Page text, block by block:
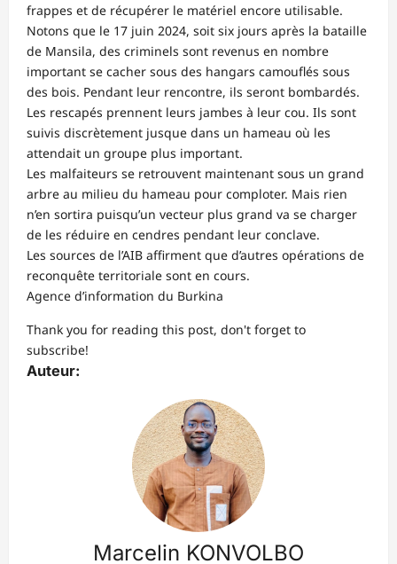
frappes et de récupérer le matériel encore utilisable.
Notons que le 17 juin 2024, soit six jours après la bataille
de Mansila, des criminels sont revenus en nombre
important se cacher sous des hangars camouflés sous
des bois. Pendant leur rencontre, ils seront bombardés.
Les rescapés prennent leurs jambes à leur cou. Ils sont
suivis discrètement jusque dans un hameau où les
attendait un groupe plus important.
Les malfaiteurs se retrouvent maintenant sous un grand
arbre au milieu du hameau pour comploter. Mais rien
n’en sortira puisqu’un vecteur plus grand va se charger
de les réduire en cendres pendant leur conclave.
Les sources de l’AIB affirment que d’autres opérations de
reconquête territoriale sont en cours.
Agence d’information du Burkina
Thank you for reading this post, don't forget to
subscribe!
Auteur:
Marcelin KONVOLBO